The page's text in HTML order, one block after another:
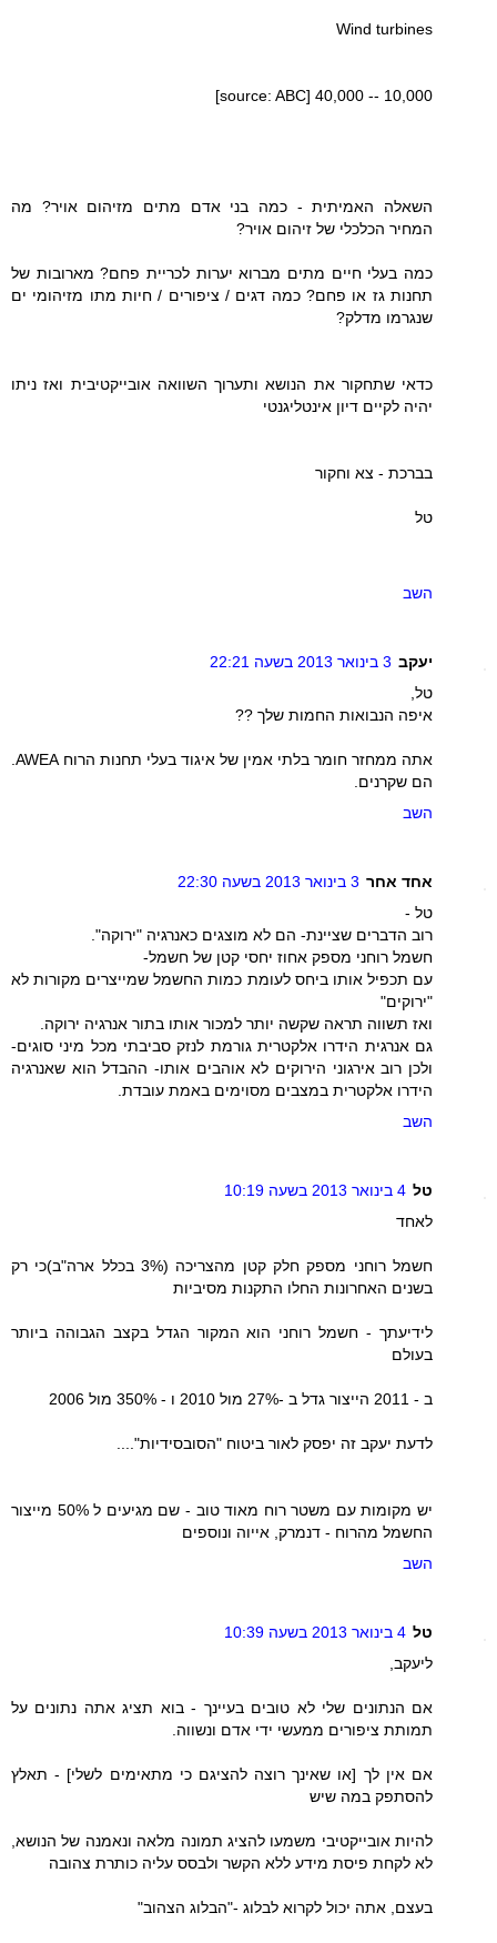
Wind turbines
10,000 -- 40,000 [source: ABC]
השאלה האמיתית - כמה בני אדם מתים מזיהום אויר? מה
המחיר הכלכלי של זיהום אויר?
כמה בעלי חיים מתים מברוא יערות לכריית פחם? מארובות של
תחנות גז או פחם? כמה דגים / ציפורים / חיות מתו מזיהומי ים
שנגרמו מדלק?
כדאי שתחקור את הנושא ותערוך השוואה אובייקטיבית ואז ניתו
יהיה לקיים דיון אינטליגנטי
בברכת - צא וחקור
טל
השב
יעקב 3 בינואר 2013 בשעה 22:21
טל,
איפה הנבואות החמות שלך ??
אתה ממחזר חומר בלתי אמין של איגוד בעלי תחנות הרוח AWEA.
הם שקרנים.
השב
אחד אחר 3 בינואר 2013 בשעה 22:30
טל -
רוב הדברים שציינת- הם לא מוצגים כאנרגיה "ירוקה".
חשמל רוחני מספק אחוז יחסי קטן של חשמל-
עם תכפיל אותו ביחס לעומת כמות החשמל שמייצרים מקורות לא
"ירוקים"
ואז תשווה תראה שקשה יותר למכור אותו בתור אנרגיה ירוקה.
גם אנרגית הידרו אלקטרית גורמת לנזק סביבתי מכל מיני סוגים-
ולכן רוב אירגוני הירוקים לא אוהבים אותו- ההבדל הוא שאנרגיה
הידרו אלקטרית במצבים מסוימים באמת עובדת.
השב
טל 4 בינואר 2013 בשעה 10:19
לאחד
חשמל רוחני מספק חלק קטן מהצריכה (3% בכלל ארה"ב)כי רק
בשנים האחרונות החלו התקנות מסיביות
לידיעתך - חשמל רוחני הוא המקור הגדל בקצב הגבוהה ביותר
בעולם
ב - 2011 הייצור גדל ב -27% מול 2010 ו - 350% מול 2006
לדעת יעקב זה יפסק לאור ביטוח "הסובסידיות"....
יש מקומות עם משטר רוח מאוד טוב - שם מגיעים ל 50% מייצור
החשמל מהרוח - דנמרק, אייוה ונוספים
השב
טל 4 בינואר 2013 בשעה 10:39
ליעקב,
אם הנתונים שלי לא טובים בעיינך - בוא תציג אתה נתונים על
תמותת ציפורים ממעשי ידי אדם ונשווה.
אם אין לך [או שאינך רוצה להציגם כי מתאימים לשלי] - תאלץ
להסתפק במה שיש
להיות אובייקטיבי משמעו להציג תמונה מלאה ונאמנה של הנושא,
לא לקחת פיסת מידע ללא הקשר ולבסס עליה כותרת צהובה
בעצם, אתה יכול לקרוא לבלוג -"הבלוג הצהוב"